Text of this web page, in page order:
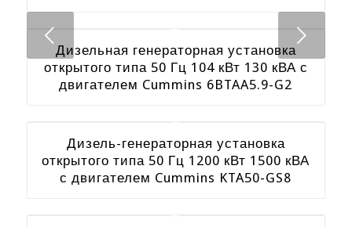
Дизельная генераторная установка
открытого типа 50 Гц 104 кВт 130 кВА с
двигателем Cummins 6BTAA5.9-G2
Дизель-генераторная установка
открытого типа 50 Гц 1200 кВт 1500 кВА
с двигателем Cummins KTA50-GS8